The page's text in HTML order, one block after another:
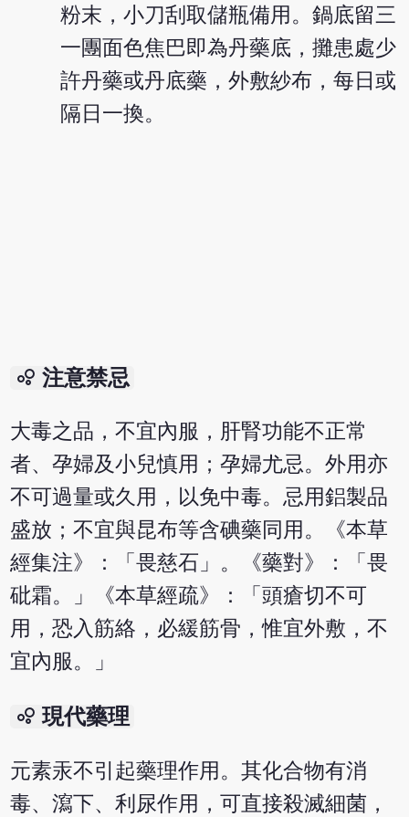
粉末，小刀刮取儲瓶備用。鍋底留三
一團面色焦巴即為丹藥底，攤患處少
許丹藥或丹底藥，外敷紗布，每日或
隔日一換。
bubble_chart 注意禁忌
大毒之品，不宜內服，肝腎功能不正常
者、孕婦及小兒慎用；孕婦尤忌。外用亦
不可過量或久用，以免中毒。忌用鋁製品
盛放；不宜與昆布等含碘藥同用。《本草
經集注》：「畏慈石」。《藥對》：「畏
砒霜。」《本草經疏》：「頭瘡切不可
用，恐入筋絡，必緩筋骨，惟宜外敷，不
宜內服。」
bubble_chart 現代藥理
元素汞不引起藥理作用。其化合物有消
毒、瀉下、利尿作用，可直接殺滅細菌，